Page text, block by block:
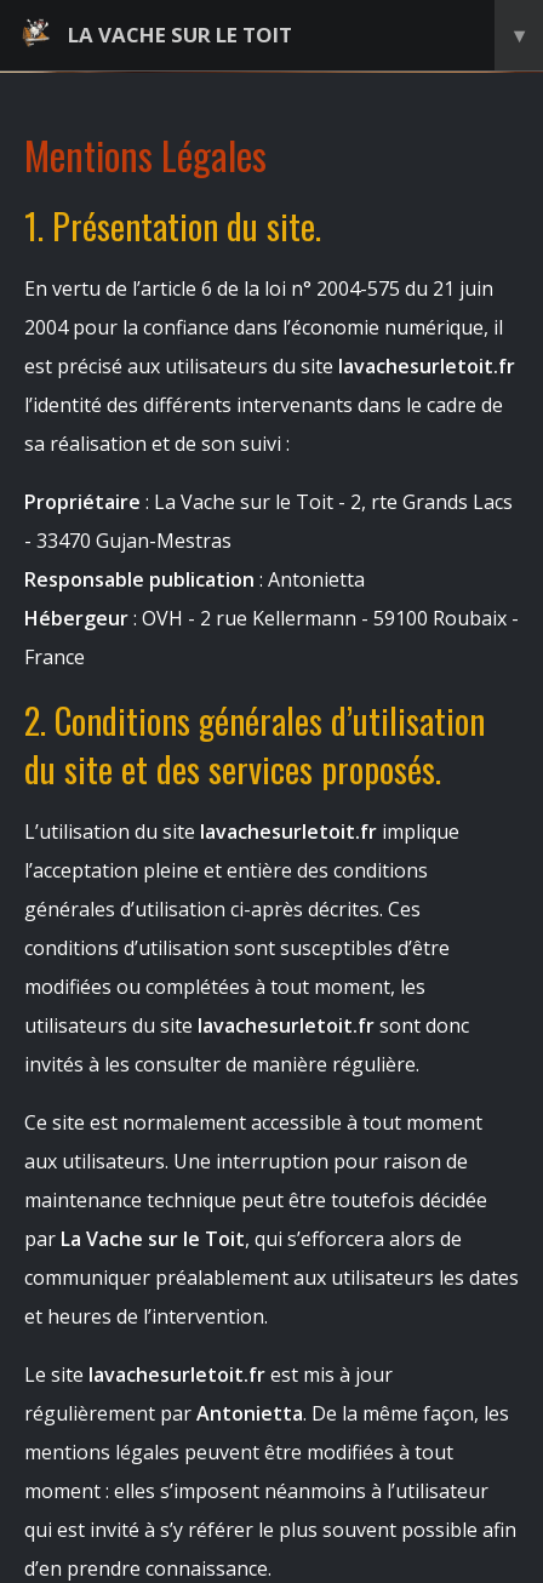
LA VACHE SUR LE TOIT ▾
Mentions Légales
1. Présentation du site.
En vertu de l’article 6 de la loi n° 2004-575 du 21 juin
2004 pour la confiance dans l’économie numérique, il
est précisé aux utilisateurs du site lavachesurletoit.fr
l’identité des différents intervenants dans le cadre de
sa réalisation et de son suivi :
Propriétaire : La Vache sur le Toit - 2, rte Grands Lacs
- 33470 Gujan-Mestras
Responsable publication : Antonietta
Hébergeur: OVH - 2 rue Kellermann - 59100 Roubaix -
France
2. Conditions générales d’utilisation
du site et des services proposés.
L’utilisation du site lavachesurletoit.fr implique
l’acceptation pleine et entière des conditions
générales d’utilisation ci-après décrites. Ces
conditions d’utilisation sont susceptibles d’être
modifiées ou complétées à tout moment, les
utilisateurs du site lavachesurletoit.frsont donc
invités à les consulter de manière régulière.
Ce site est normalement accessible à tout moment
aux utilisateurs. Une interruption pour raison de
maintenance technique peut être toutefois décidée
par La Vache sur le Toit, qui s’efforcera alors de
communiquer préalablement aux utilisateurs les dates
et heures de l’intervention.
Le site lavachesurletoit.frest mis à jour
régulièrement parAntonietta. De la même façon, les
mentions légales peuvent être modifiées à tout
moment : elles s’imposent néanmoins à l’utilisateur
qui est invité à s’y référer le plus souvent possible afin
d’en prendre connaissance.